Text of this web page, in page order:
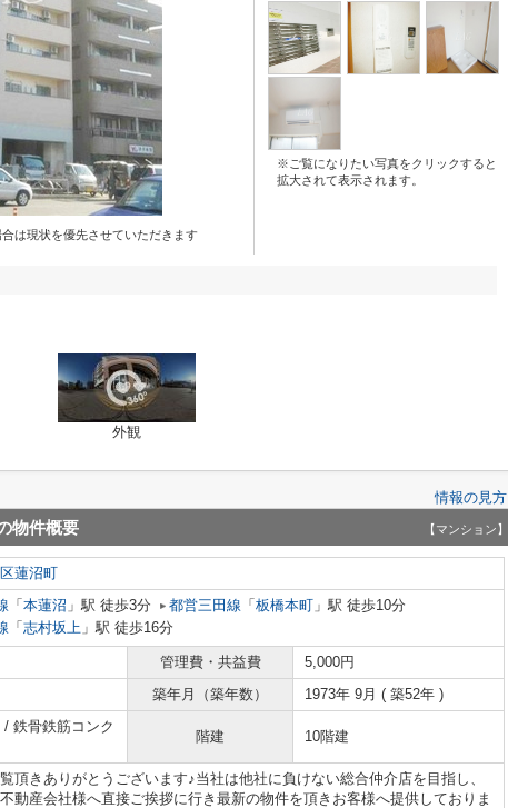
は現状を優先させていただきます
※ご覧になりたい写真をクリックすると
拡大されて表示されます。
外観
情報の見方
物件概要 【マンション】
蓮沼町
「 本蓮沼 」駅 徒歩3分 都営三田線 「 板橋本町 」駅 徒歩10分
「 志村坂上 」駅 徒歩16分
管理費・共益費
5,000円
築年月（築年数） 1973年 9月 ( 築52年 )
/ 鉄骨鉄筋コンク
階建 10階建
頂きありがとうございます♪当社は他社に負けない総合仲介店を目指し、
動産会社様へ直接ご挨拶に行き最新の物件を頂きお客様へ提供しておりま